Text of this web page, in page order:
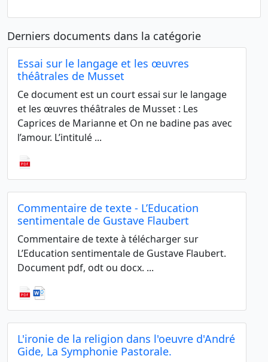
Derniers documents dans la catégorie
Essai sur le langage et les œuvres
théâtrales de Musset
Ce document est un court essai sur le langage
et les œuvres théâtrales de Musset : Les
Caprices de Marianne et On ne badine pas avec
l’amour. L’intitulé ...
Commentaire de texte - L’Education
sentimentale de Gustave Flaubert
Commentaire de texte à télécharger sur
L’Education sentimentale de Gustave Flaubert.
Document pdf, odt ou docx. ...
L'ironie de la religion dans l'oeuvre d'André
Gide, La Symphonie Pastorale.